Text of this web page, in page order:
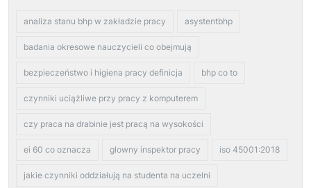
analiza stanu bhp w zakładzie pracy asystentbhp
badania okresowe nauczycieli co obejmują
bezpieczeństwo i higiena pracy definicja bhp co to
czynniki uciążliwe przy pracy z komputerem
czy praca na drabinie jest pracą na wysokości
ei 60 co oznacza glowny inspektor pracy iso 45001:2018
jakie czynniki oddziałują na studenta na uczelni